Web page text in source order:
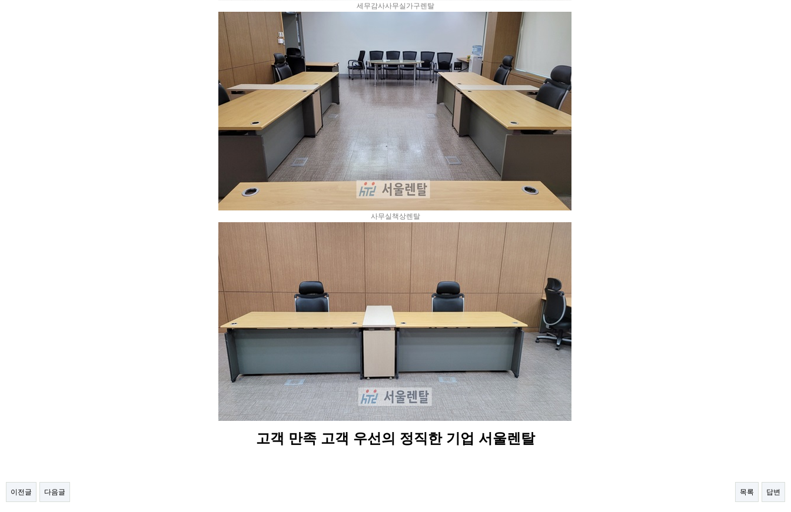
세무감사사무실가구렌탈
사무실책상렌탈
고객 만족 고객 우선의 정직한 기업 서울렌탈
이전글 다음글 목록 답변